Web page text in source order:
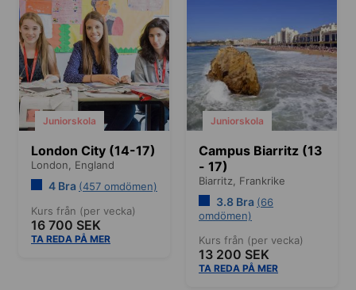
Juniorskola
London City (14-17)
London, England
4 Bra (457 omdömen)
Kurs från (per vecka)
16 700 SEK
TA REDA PÅ MER
Juniorskola
Campus Biarritz (13
- 17)
Biarritz, Frankrike
3.8 Bra (66
omdömen)
Kurs från (per vecka)
13 200 SEK
TA REDA PÅ MER